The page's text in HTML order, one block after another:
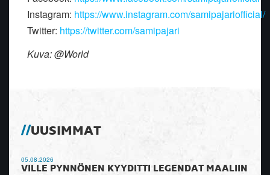
Instagram: https://www.instagram.com/samipajariofficial/
Twitter: https://twitter.com/samipajari
Kuva: @World
UUSIMMAT
05.08.2026
VILLE PYNNÖNEN KYYDITTI LEGENDAT MAALIIN